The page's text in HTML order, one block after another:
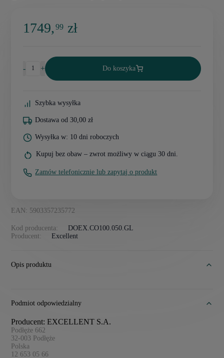
EAN: 5903357235772
Kod producenta:
DOEX.CO100.050.GL
Producent:
Excellent
1749,99 zł
- + Do koszyka
Szybka wysyłka
Dostawa od 30,00 zł
Wysyłka w: 10 dni roboczych
Kupuj bez obaw – zwrot możliwy w ciągu 30 dni.
Zamów telefonicznie lub zapytaj o produkt
Opis produktu
Podmiot odpowiedzialny
Producent: EXCELLENT S.A.
Podłęże 662
32-003 Podłęże
Polska
12 653 05 66